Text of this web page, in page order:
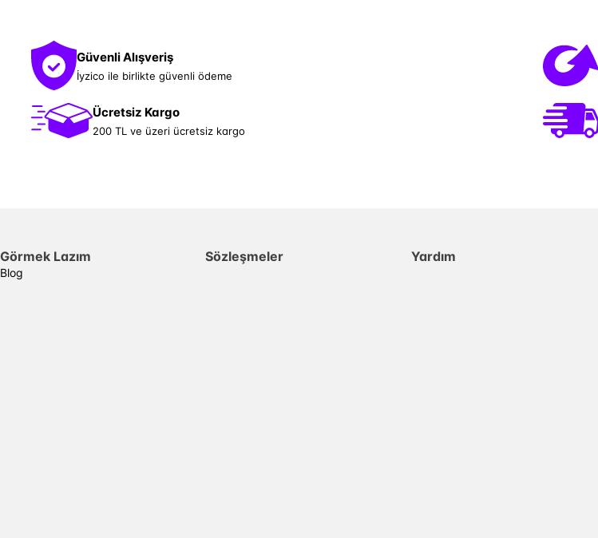
Güvenli Alışveriş
İyzico ile birlikte güvenli ödeme
Ücretsiz Kargo
200 TL ve üzeri ücretsiz kargo
Görmek Lazım
Blog
Sözleşmeler Yardım